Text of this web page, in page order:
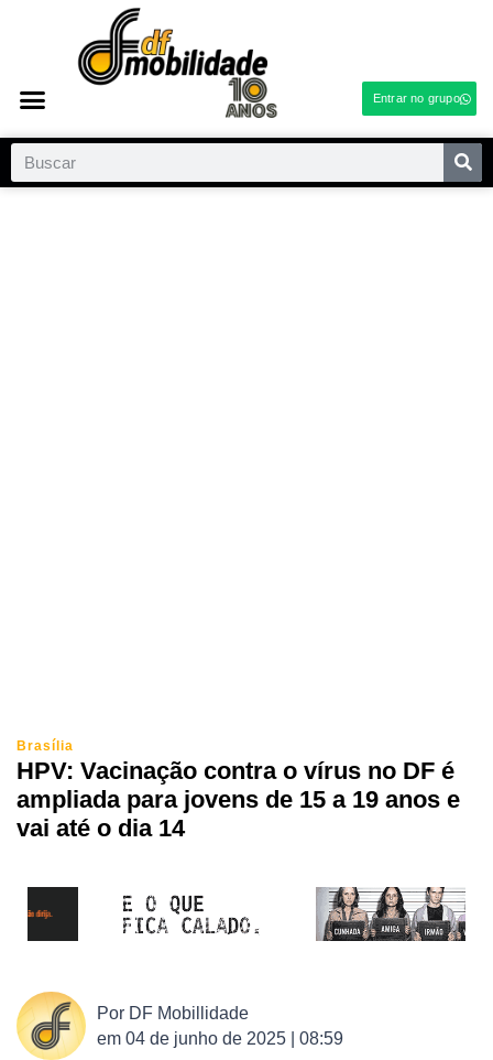
Entrar no grupo
Brasília
HPV: Vacinação contra o vírus no DF é
ampliada para jovens de 15 a 19 anos e
vai até o dia 14
Por DF Mobillidade
em 04 de junho de 2025 | 08:59